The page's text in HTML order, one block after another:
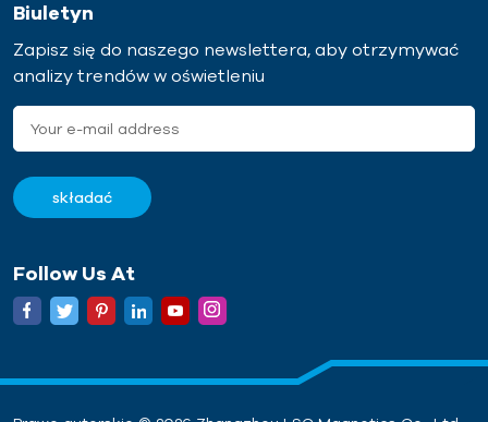
Biuletyn
Zapisz się do naszego newslettera, aby otrzymywać
analizy trendów w oświetleniu
Follow Us At